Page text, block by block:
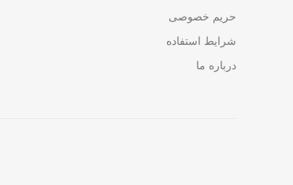
حریم خصوصی
شرایط استفاده
درباره ما